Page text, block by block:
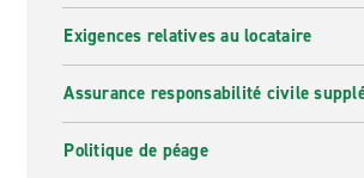
Exigences relatives au locataire
Assurance responsabilité civile
Politique de péage